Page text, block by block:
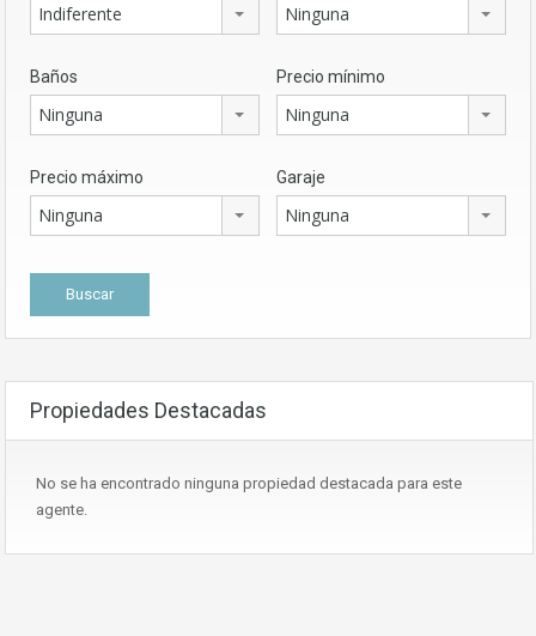
Indiferente Ninguna
Baños
Ninguna
Precio mínimo
Ninguna
Precio máximo
Ninguna
Garaje
Ninguna
Propiedades Destacadas
No se ha encontrado ninguna propiedad destacada para este
agente.